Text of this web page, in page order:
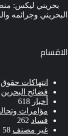
بحريني ليكس:
البحريني وجرائمه
الاقسام
انتهاكات
فضائح البحرين
أخبار 618
مؤامرات
فساد 262
غير مصنف 58